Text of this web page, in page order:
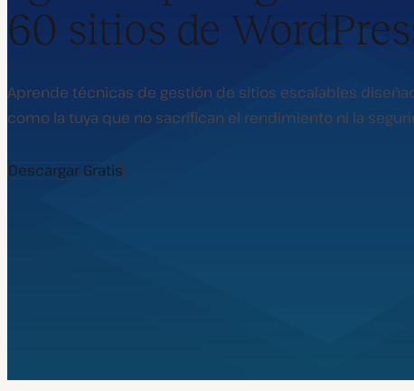
60 sitios de
Aprende técnicas de gestión de sitios escalables
como la tuya que no sacrifican el rendimiento ni la
Descargar Gratis